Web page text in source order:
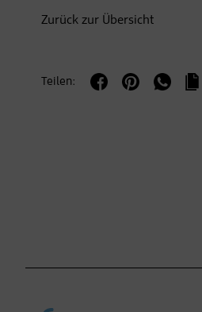
Zurück zur Übersicht
Teilen: